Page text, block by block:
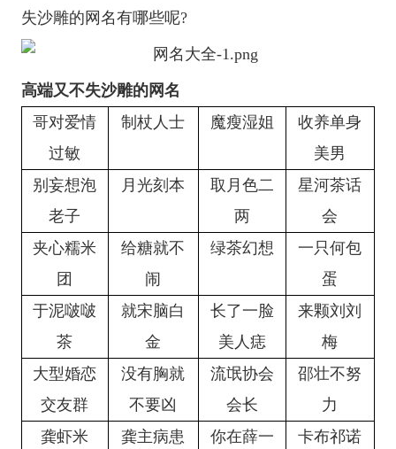
失沙雕的网名有哪些呢?
高端又不失沙雕的网名
哥对爱情
过敏
制杖人士 魔瘦湿姐
收养单身
美男
别妄想泡
老子
月光刻本
取月色二
两
星河茶话
会
夹心糯米
团
给糖就不
闹
绿茶幻想
一只何包
蛋
于泥啵啵
茶
就宋脑白
金
长了一脸
美人痣
来颗刘刘
梅
大型婚恋
交友群
没有胸就
不要凶
流氓协会
会长
邵壮不努
力
龚虾米
龚主病患
你在薛一
卡布祁诺